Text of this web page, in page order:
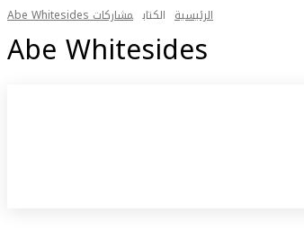
الرئيسية الكتاب مشاركات Abe Whitesides
Abe Whitesides